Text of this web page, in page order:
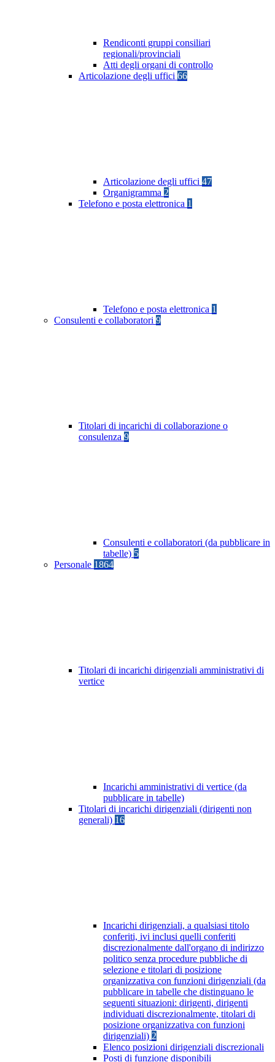
Rendiconti gruppi consiliari
regionali/provinciali
Atti degli organi di controllo
Articolazione degli uffici 66
Articolazione degli uffici 47
Organigramma 2
Telefono e posta elettronica 1
Telefono e posta elettronica 1
Consulenti e collaboratori 9
Titolari di incarichi di collaborazione o
consulenza 9
Consulenti e collaboratori (da pubblicare in
tabelle) 5
Personale 1864
Titolari di incarichi dirigenziali amministrativi di
vertice
Incarichi amministrativi di vertice (da
pubblicare in tabelle)
Titolari di incarichi dirigenziali (dirigenti non
generali) 16
Incarichi dirigenziali, a qualsiasi titolo
conferiti, ivi inclusi quelli conferiti
discrezionalmente dall'organo di indirizzo
politico senza procedure pubbliche di
selezione e titolari di posizione
organizzativa con funzioni dirigenziali (da
pubblicare in tabelle che distinguano le
seguenti situazioni: dirigenti, dirigenti
individuati discrezionalmente, titolari di
posizione organizzativa con funzioni
dirigenziali) 2
Elenco posizioni dirigenziali discrezionali
Posti di funzione disponibili